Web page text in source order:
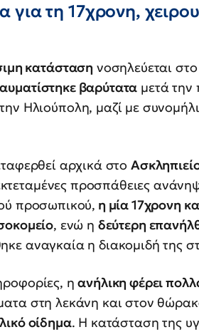
για τη 17χρονη,
κατάσταση νοσηλεύεται
βαρύτατα μετά
Ηλιούπολη, μαζί με
αρχικά στο
προσπάθειες
προσωπικού, η μία 17χρονη
, ενώ η δεύτερη
αναγκαία η διακομιδή της
ηανήλικη φέρει
στη λεκάνη και στον
οίδημα. Η κατάσταση της